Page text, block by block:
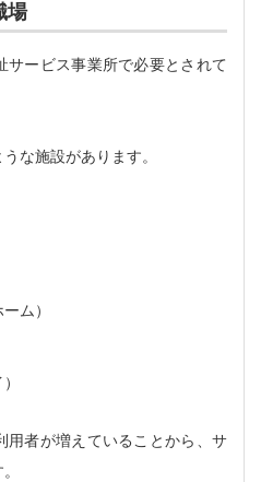
場
サービス事業所で必要とされて
な施設があります。
ム）
用者が増えていることから、サ